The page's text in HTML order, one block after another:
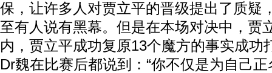
保，让许多人对贾立平的晋级提出了质疑
至有人说有黑幕。但是在本场对决中，贾
内，贾立平成功复原13个魔方的事实成功
Dr魏在比赛后都说到：“你不仅是为自己